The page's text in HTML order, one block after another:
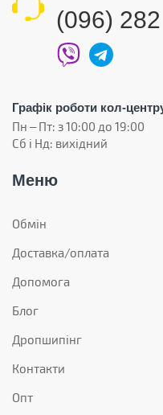
(096)
Графік роботи кол-
Пн – Пт: з 10:00 до 19:00
Сб і Нд: вихідний
Меню
Обмін
Доставка/оплата
Допомога
Блог
Дропшипінг
Контакти
Опт